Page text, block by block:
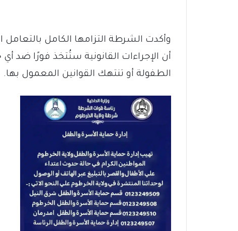
وأكدت الشرطة التزامها الكامل بالتعامل
أن الإجراءات القانونية ستُتخذ فورًا
الطفولة أو تنتهك القوانين المعمول بها.